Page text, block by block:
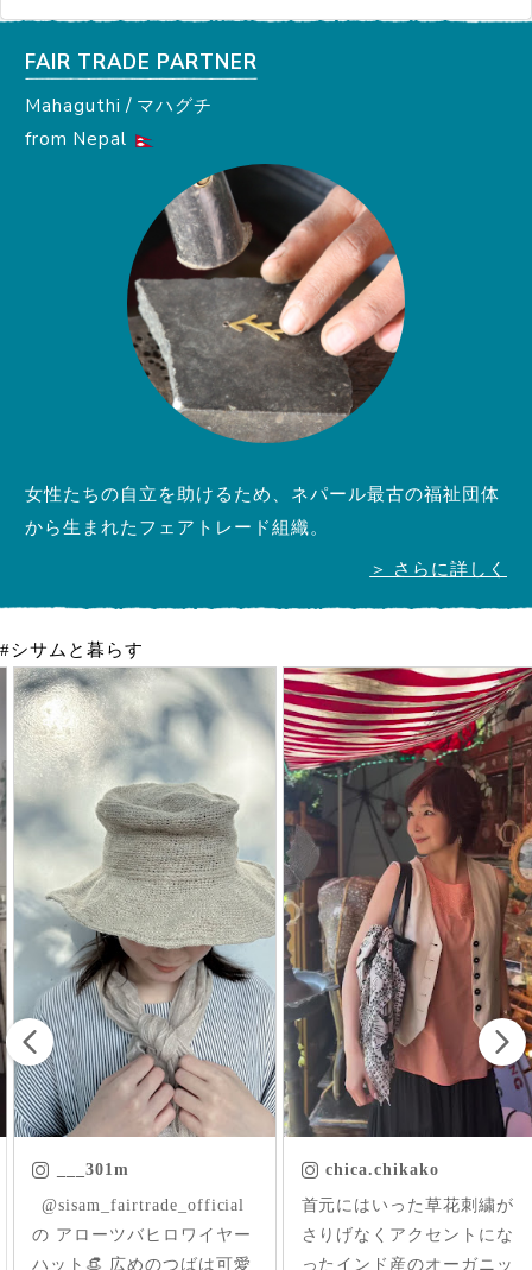
FAIR TRADE PARTNER
Mahaguthi / マハグチ
from Nepal
女性たちの自立を助けるため、ネパール最古の福祉団体
から生まれたフェアトレード組織。
＞ さらに詳しく
#シサムと暮らす
___301m
ㅤㅤㅤ @sisam_fairtrade_official
の アローツバヒロワイヤー
ハット👒 広めのつばは可愛
chica.chikako
首元にはいった草花刺繍が
さりげなくアクセントにな
ったインド産のオーガニッ